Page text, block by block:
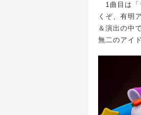
1曲目は「
くぞ、有明
＆演出の中
無二のアイ